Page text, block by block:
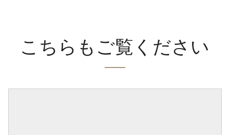
こちらもご覧ください